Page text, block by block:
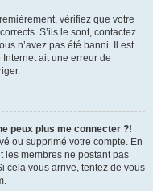
vérifiez que votre
S’ils le sont, contactez
n’avez pas été banni. Il est
ait une erreur de
peux plus me connecter ?!
ou supprimé votre compte. En
les membres ne postant pas
cela vous arrive, tentez de vous